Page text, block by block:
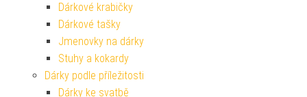
Dárkové krabičky
Dárkové tašky
Jmenovky na dárky
Stuhy a kokardy
Dárky podle příležitosti
Dárky ke svatbě